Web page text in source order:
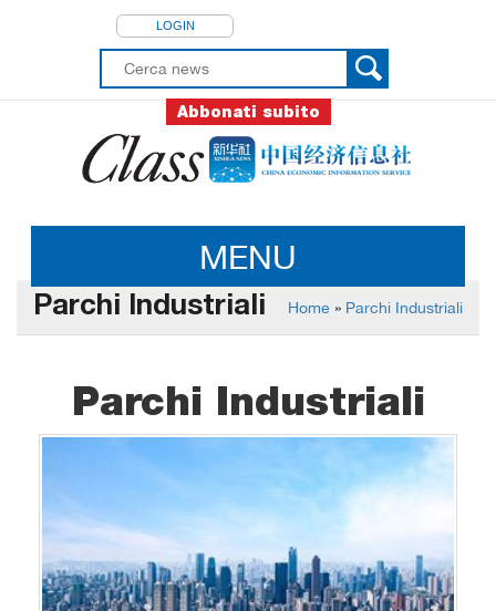
LOGIN
Abbonati subito
MENU
Parchi Industriali Home » Parchi Industriali
Parchi Industriali